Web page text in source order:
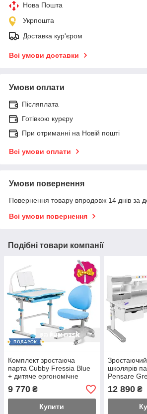
Нова Пошта
Укрпошта
Доставка кур'єром
Всі умови доставки
Умови оплати
Післяплата
Готівкою курєру
При отриманні на Новій пошті
Всі умови оплати
Умови повернення
Повернення товару впродовж 14 днів за
Всі умови повернення
Подібні товари компанії
Комплект зростаюча
парта Cubby Fressia Blue
+ дитяче ергономічне
крісло FunDesk Cielo Blue
9 770 ₴
Купити
школярів
Pensare
ергономічне
FunDesk
12 890₴